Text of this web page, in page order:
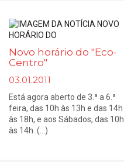
Novo horário do "Eco-
Centro"
03.01.2011
Está agora aberto de 3.ª a 6.ª
feira, das 10h às 13h e das 14h
às 18h, e aos Sábados, das 10h
às 14h. (...)